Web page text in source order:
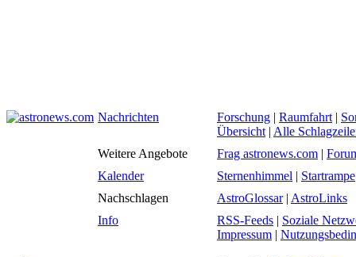
Nachrichten Forschung | Raumfahrt |
Übersicht | Alle
Weitere Angebote
Frag astronews.com |
Kalender
Sternenhimmel | Startrampe
Nachschlagen
AstroGlossar| AstroLinks
Info
RSS-Feeds | Soziale
Impressum |